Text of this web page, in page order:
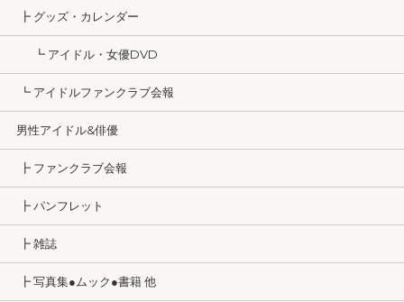
┣ グッズ・カレンダー
┗ アイドル・女優DVD
┗ アイドルファンクラブ会報
男性アイドル&俳優
┣ ファンクラブ会報
┣ パンフレット
┣ 雑誌
┣ 写真集●ムック●書籍 他